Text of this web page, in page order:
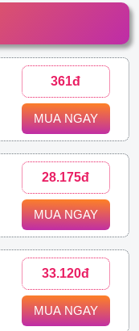
361đ
MUA NGAY
28.175đ
MUA NGAY
33.120đ
MUA NGAY